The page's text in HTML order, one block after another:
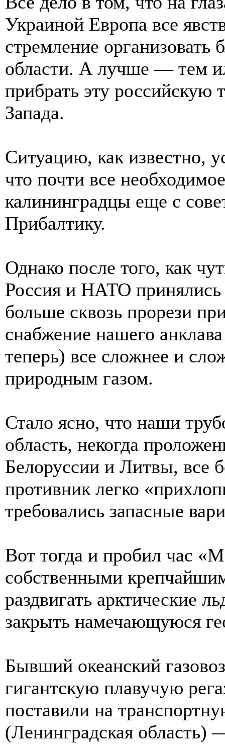
Украиной Европа все
стремление
области. А лучше — тем
прибрать эту российскую
Запада.
Ситуацию, как известно,
что почти все
калининградцы еще с
Прибалтику.
Однако после того, как
Россия и НАТО принялись
больше сквозь прорези
снабжение нашего
теперь) все сложнее и
природным газом.
Стало ясно, что наши
область, некогда
Белоруссии и Литвы, все
противник легко
требовались запасные
Вот тогда и пробил час
собственными
раздвигать арктические
закрыть намечающуюся
Бывший океанский
гигантскую плавучую
поставили на
(Ленинградская область)